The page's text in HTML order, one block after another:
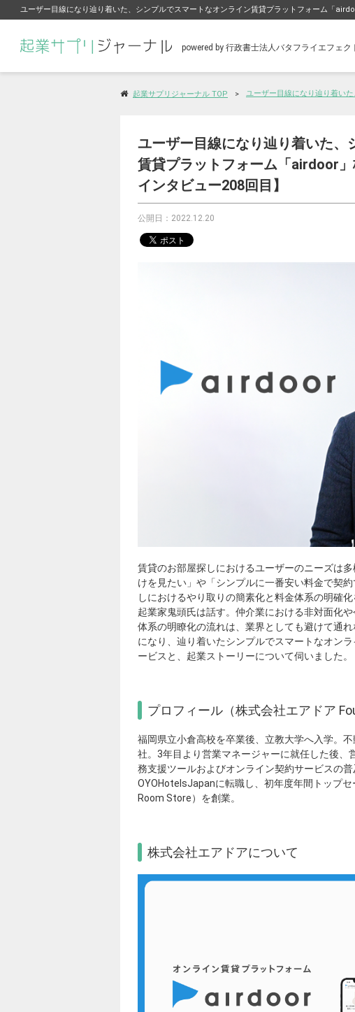
ユーザー目線になり辿り着いた、シンプルでスマートなオンライン賃貸プラットフォーム「
powered by 行政書士法人バタフライエフェク
起業サプリジャーナル TOP ユーザー目線になり辿り着い
ユーザー目線になり辿り着いた、
賃貸プラットフォーム「airdoor
インタビュー208回目】
公開日：2022.12.20
賃貸のお部屋探しにおけるユーザーのニーズは
けを見たい」や「シンプルに一番安い料金で契
しにおけるやり取りの簡素化と料金体系の明確
起業家鬼頭氏は話す。仲介業における非対面化
体系の明瞭化の流れは、業界としても避けて通
になり、辿り着いたシンプルでスマートなオン
ービスと、起業ストーリーについて伺いました。
プロフィール（株式会社エアドア
福岡県立小倉高校を卒業後、立教大学へ入学。
社。3年目より営業マネージャーに就任した後
務支援ツールおよびオンライン契約サービスの
OYOHotelsJapanに転職し、初年度年間トップ
Room Store）を創業。
株式会社エアドアについて